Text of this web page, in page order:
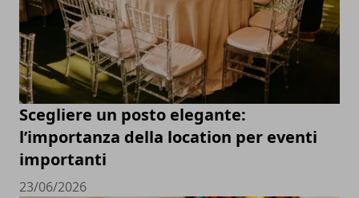
Scegliere un posto elegante:
l’importanza della location per eventi
importanti
23/06/2026